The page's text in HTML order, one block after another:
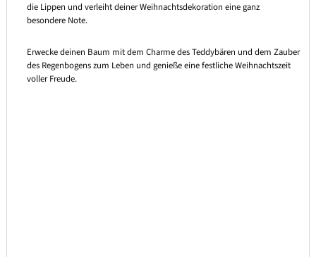
die Lippen und verleiht deiner Weihnachtsdekoration eine ganz
besondere Note.
Erwecke deinen Baum mit dem Charme des Teddybären und dem Zauber
des Regenbogens zum Leben und genieße eine festliche Weihnachtszeit
voller Freude.